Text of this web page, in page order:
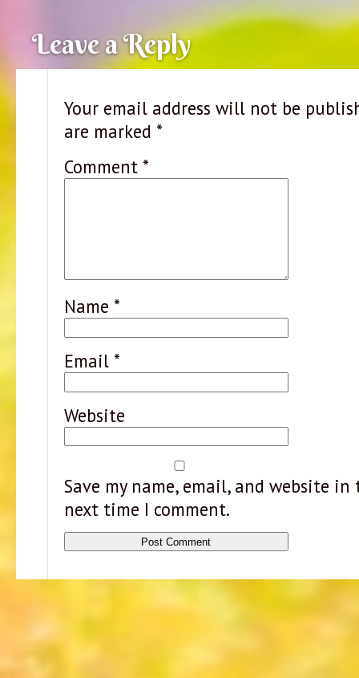
Leave a Reply
Your email address will not be
are marked *
Comment *
Name *
Email *
Website
Save my name, email, and website
next time I comment.